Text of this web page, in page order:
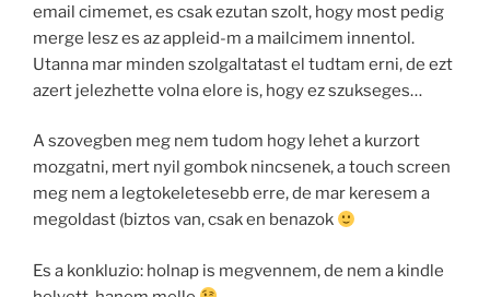
email cimemet, es csak ezutan szolt, hogy most pedig
merge lesz es az appleid-m a mailcimem innentol.
Utanna mar minden szolgaltatast el tudtam erni, de ezt
azert jelezhette volna elore is, hogy ez szukseges…
A szovegben meg nem tudom hogy lehet a kurzort
mozgatni, mert nyil gombok nincsenek, a touch screen
meg nem a legtokeletesebb erre, de mar keresem a
megoldast (biztos van, csak en benazok
Es a konkluzio: holnap is megvennem, de nem a kindle